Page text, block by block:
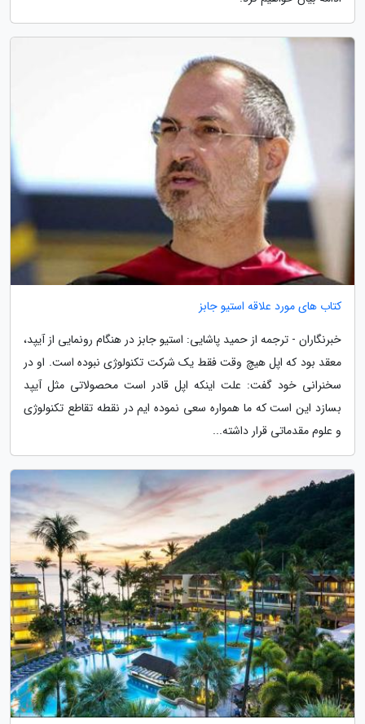
کتاب های مورد علاقه استیو جابز
خبرنگاران - ترجمه از حمید پاشایی: استیو جابز در هنگام رونمایی از آیپد،
معقد بود که اپل هیچ وقت فقط یک شرکت تکنولوژی نبوده است. او در
سخنرانی خود گفت: علت اینکه اپل قادر است محصولاتی مثل آیپد
بسازد این است که ما همواره سعی نموده ایم در نقطه تقاطع تکنولوژی
و علوم مقدماتی قرار داشته...